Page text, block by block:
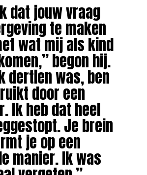
dat jouw vraag
te maken
wat mij als kind
begon hij.
dertien was, ben
door een
Ik heb dat heel
Je brein
je op een
manier. Ik was